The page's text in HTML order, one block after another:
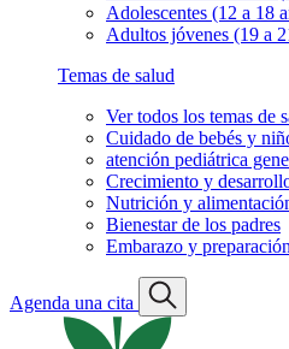
Adolescentes (12 a 18
Adultos jóvenes (19 a
Temas de salud
Ver todos los temas de
Cuidado de bebés y
atención pediátrica
Crecimiento y
Nutrición y
Bienestar de los padres
Embarazo y
Agenda una cita